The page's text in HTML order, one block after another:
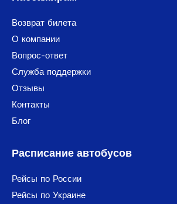
Возврат билета
О компании
Вопрос-ответ
Служба поддержки
Отзывы
Контакты
Блог
Расписание автобусов
Рейсы по России
Рейсы по Украине